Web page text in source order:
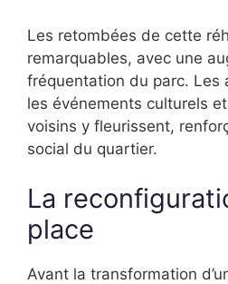
Les retombées de cette
remarquables, avec une
fréquentation du parc. Les
les événements culturels
voisins y fleurissent,
social du quartier.
La
place
Avant la transformation